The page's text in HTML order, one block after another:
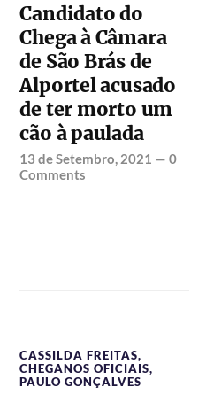
Candidato do
Chega à Câmara
de São Brás de
Alportel acusado
de ter morto um
cão à paulada
13 de Setembro, 2021 —0
Comments
CASSILDA FREITAS,
CHEGANOS OFICIAIS,
PAULO GONÇALVES